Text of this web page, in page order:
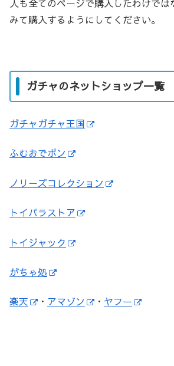
人も全てのページで購入したわけでは
みて購入するようにしてください。
ガチャのネットショップ一覧
ガチャガチャ王国
ふむおでポン
ノリーズコレクション
トイパラストア
トイジャック
がちゃ処
楽天 ・ アマゾン ・ ヤフー